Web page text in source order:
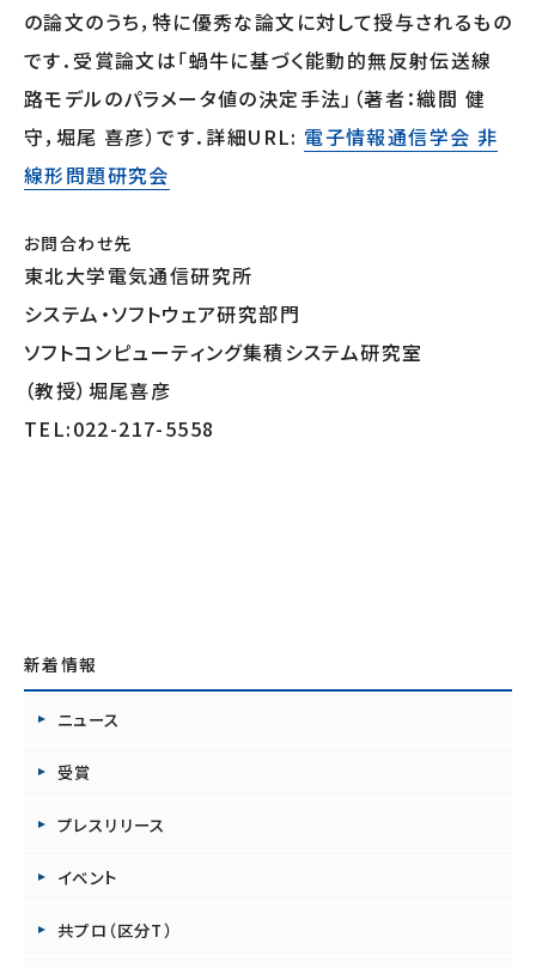
の論文のうち，特に優秀な論文に対して授与されるもの
です．受賞論文は「蝸牛に基づく能動的無反射伝送線
路モデルのパラメータ値の決定手法」（著者：織間 健
守，堀尾 喜彦）です．詳細URL: 電子情報通信学会 非
線形問題研究会
お問合わせ先
東北大学電気通信研究所
システム・ソフトウェア研究部門
ソフトコンピューティング集積システム研究室
（教授）堀尾喜彦
TEL:022-217-5558
新着情報
ニュース
受賞
プレスリリース
イベント
共プロ（区分T）